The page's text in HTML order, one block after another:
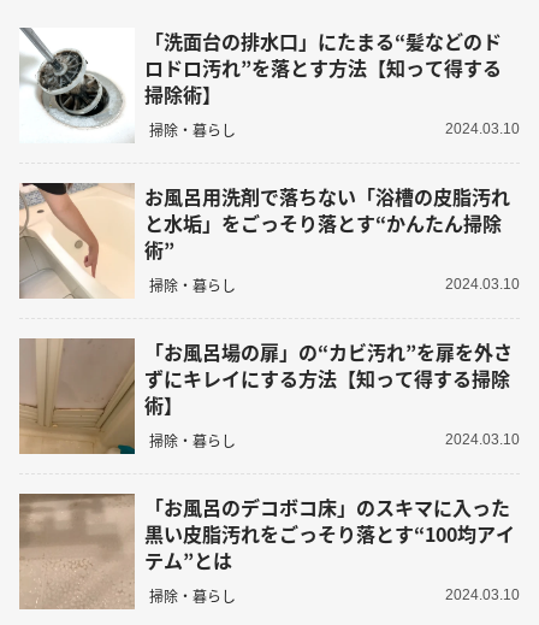
「洗面台の排水口」にたまる“髪などのド
ロドロ汚れ”を落とす方法【知って得する
掃除術】
掃除・暮らし 2024.03.10
お風呂用洗剤で落ちない「浴槽の皮脂汚れ
と水垢」をごっそり落とす“かんたん掃除
術”
掃除・暮らし 2024.03.10
「お風呂場の扉」の“カビ汚れ”を扉を外さ
ずにキレイにする方法【知って得する掃除
術】
掃除・暮らし 2024.03.10
「お風呂のデコボコ床」のスキマに入った
黒い皮脂汚れをごっそり落とす“100均アイ
テム”とは
掃除・暮らし 2024.03.10